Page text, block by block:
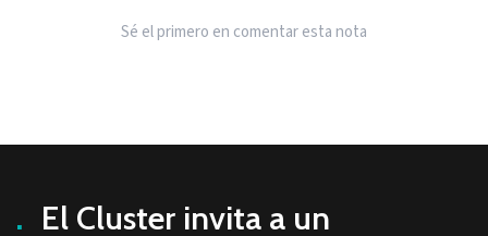
Sé el primero en comentar esta nota
. El Cluster invita a un